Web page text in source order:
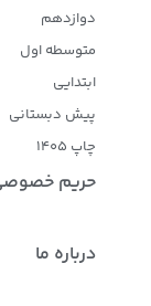
دوازدهم
متوسطه اول
ابتدایی
پیش دبستانی
چاپ 1405
حریم
درباره ما